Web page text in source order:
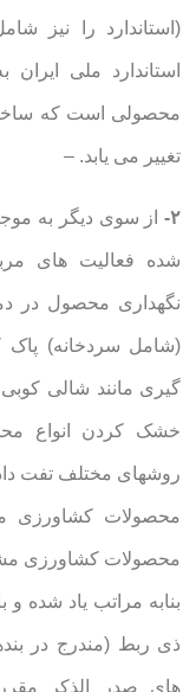
محصولی است که
تغییر می یابد. –
۲-
شده فعالیت های
نگهداری محصول در
(شامل سردخانه) پاک
گیری مانند شالی
خشک کردن انواع
روشهای مختلف تفت
محصولات کشاورزی
محصولات کشاورزی
بنابه مراتب یاد شده
ذی ربط (مندرج در
های صدر الذکر